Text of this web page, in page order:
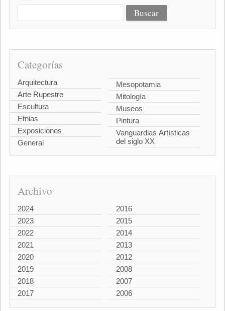
Categorías
Arquitectura
Arte Rupestre
Escultura
Etnias
Exposiciones
General
Mesopotamia
Mitología
Museos
Pintura
Vanguardias Artísticas
del siglo XX
Archivo
2024
2023
2022
2021
2020
2019
2018
2017
2016
2015
2014
2013
2012
2008
2007
2006